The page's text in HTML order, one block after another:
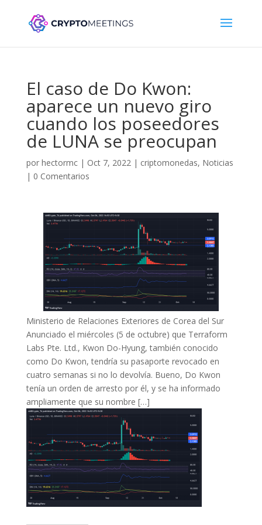
El caso de Do Kwon:
aparece un nuevo giro
cuando los poseedores
de LUNA se preocupan
por hectormc| Oct 7, 2022| criptomonedas, Noticias
| 0 Comentarios
Ministerio de Relaciones Exteriores de Corea del Sur
Anunciado el miércoles (5 de octubre) que Terraform
Labs Pte. Ltd., Kwon Do-Hyung, también conocido
como Do Kwon, tendría su pasaporte revocado en
cuatro semanas si no lo devolvía. Bueno, Do Kwon
tenía un orden de arresto por él, y se ha informado
ampliamente que su nombre […]